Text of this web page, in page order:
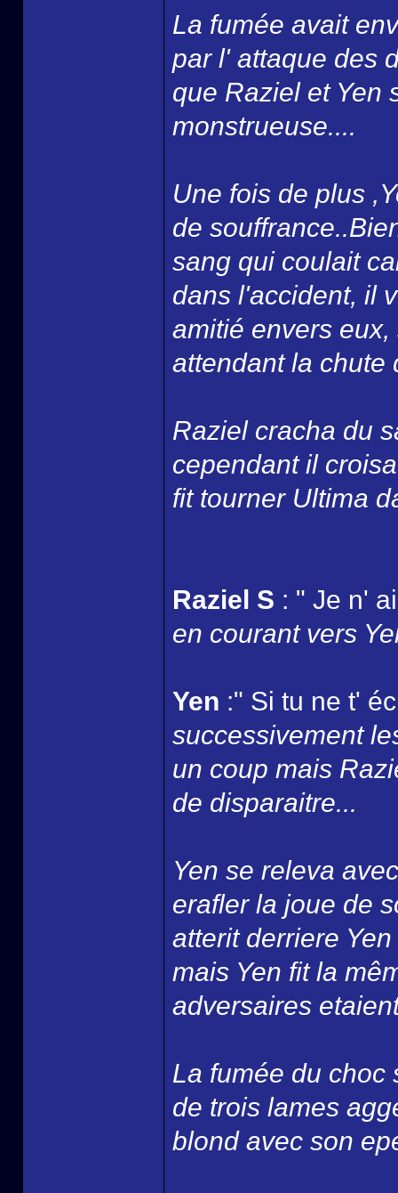
La fumée avait
par l' attaque des
que Raziel et Yen
monstrueuse....
Une fois de plus
de
sang qui coulait
dans l'accident, il
amitié envers
attendant la chute
Raziel cracha du
cependant il
fit tourner Ultima
Raziel S : " Je n'
en courant vers
Yen :" Si tu ne t'
successivement
un coup mais
de disparaitre...
Yen se releva
erafler la joue de
atterit derriere
mais Yen fit la
adversaires
La fumée du choc
de trois lames
blond avec son